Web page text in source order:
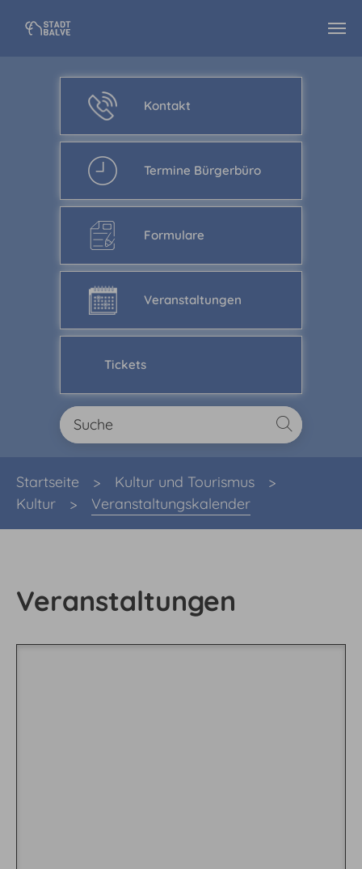
Kontakt
Termine Bürgerbüro
Formulare
Veranstaltungen
Tickets
Startseite
Kultur und Tourismus
Kultur
Veranstaltungskalender
Veranstaltungen